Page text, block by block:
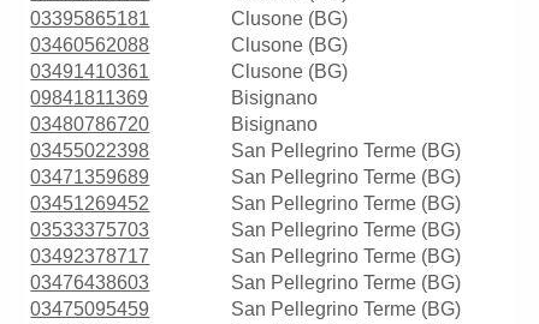
03395865181
Clusone (BG)
03460562088
Clusone (BG)
03491410361
Clusone (BG)
09841811369
Bisignano
03480786720
Bisignano
03455022398
San Pellegrino Terme (BG)
03471359689
San Pellegrino Terme (BG)
03451269452
San Pellegrino Terme (BG)
03533375703
San Pellegrino Terme (BG)
03492378717
San Pellegrino Terme (BG)
03476438603
San Pellegrino Terme (BG)
03475095459
San Pellegrino Terme (BG)